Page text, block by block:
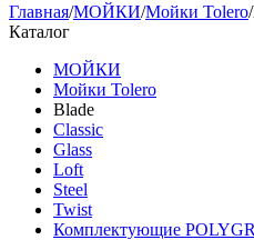
Главная/МОЙКИ/Мойки Tolero/
Каталог
МОЙКИ
Мойки Tolero
Blade
Classic
Glass
Loft
Steel
Twist
Комплектующие